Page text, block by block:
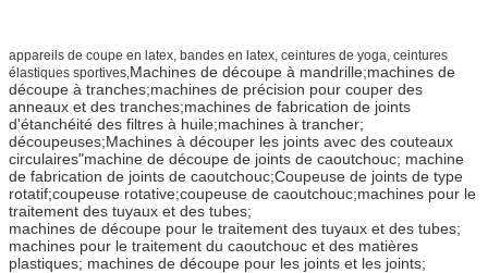
appareils de coupe en latex, bandes en latex, ceintures de yoga, ceintures
élastiques sportives, Machines de découpe à mandrille;machines de
découpe à tranches;machines de précision pour couper des
anneaux et des tranches;machines de fabrication de joints
d'étanchéité des filtres à huile;machines à trancher;
découpeuses;Machines à découper les joints avec des couteaux
circulaires"machine de découpe de joints de caoutchouc; machine
de fabrication de joints de caoutchouc;Coupeuse de joints de type
rotatif;coupeuse rotative;coupeuse de caoutchouc;machines pour le
traitement des tuyaux et des tubes;
machines de découpe pour le traitement des tuyaux et des tubes;
machines pour le traitement du caoutchouc et des matières
plastiques; machines de découpe pour les joints et les joints;